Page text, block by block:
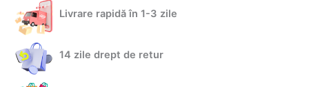
cu
lumini
si
muzica
Livrare rapidă în 1-3 zile
14 zile drept de retur